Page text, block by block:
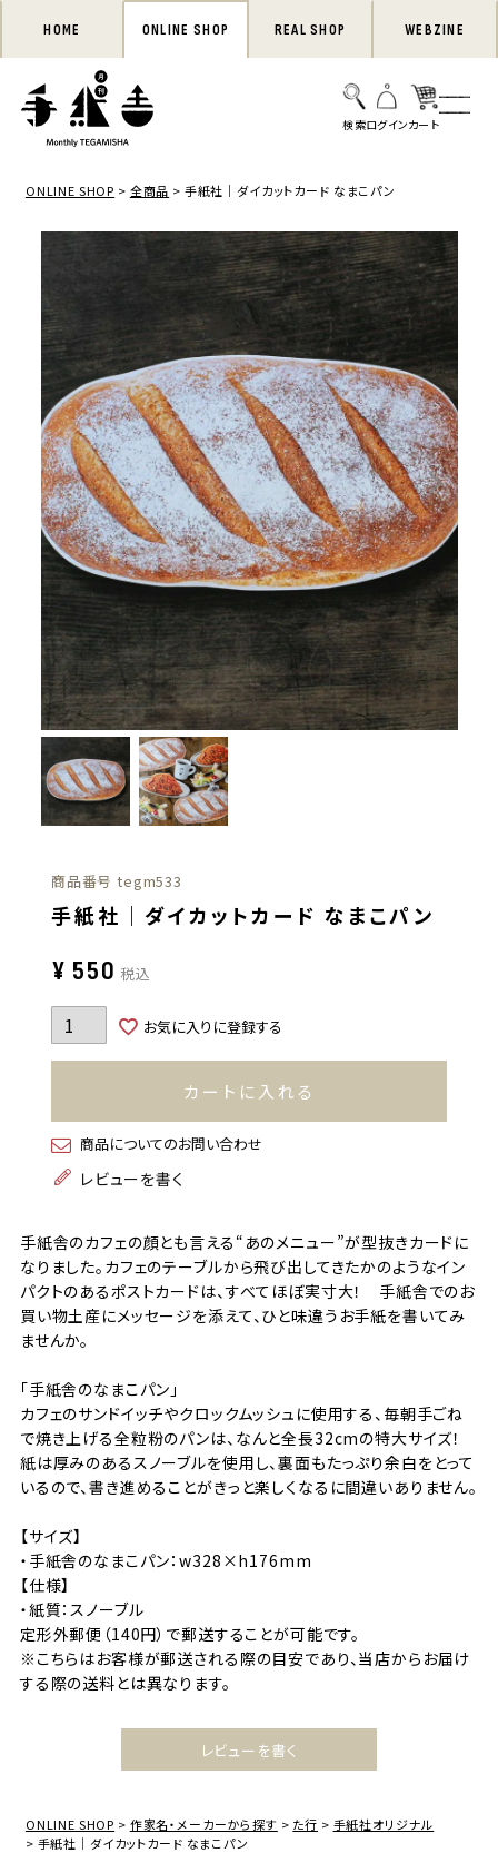
HOME ONLINE SHOP REAL SHOP WEBZINE
ONLINE SHOP 全商品 手紙社｜ダイカットカード なまこパン
商品番号 tegm533
手紙社｜ダイカットカード なまこパン
¥ 550 税込
お気に入りに登録する
カートに入れる
商品についてのお問い合わせ
レビューを書く
手紙舎のカフェの顔とも言える“あのメニュー”が型抜きカードに
なりました。カフェのテーブルから飛び出してきたかのようなイン
パクトのあるポストカードは、すべてほぼ実寸大！ 手紙舎でのお
買い物土産にメッセージを添えて、ひと味違うお手紙を書いてみ
ませんか。
「手紙舎のなまこパン」
カフェのサンドイッチやクロックムッシュに使用する、毎朝手ごね
で焼き上げる全粒粉のパンは、なんと全長32cmの特大サイズ！
紙は厚みのあるスノーブルを使用し、裏面もたっぷり余白をとって
いるので、書き進めることがきっと楽しくなるに間違いありません。
【サイズ】
・手紙舎のなまこパン：w328×h176mm
【仕様】
・紙質：スノーブル
定形外郵便（140円）で郵送することが可能です。
※こちらはお客様が郵送される際の目安であり、当店からお届け
する際の送料とは異なります。
レビューを書く
ONLINE SHOP 作家名・メーカーから探す た行
手紙社オリジナル
手紙社｜ダイカットカード なまこパン